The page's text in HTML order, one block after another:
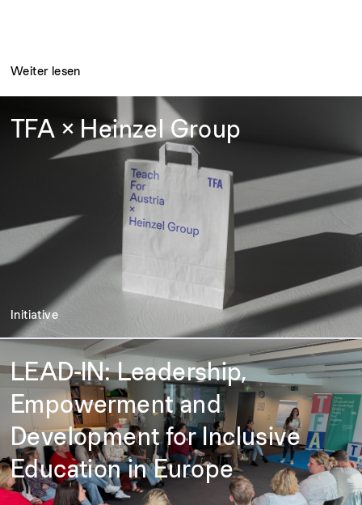
Weiter lesen
TFA × Heinzel Group
Initiative
LEAD-IN: Leadership,
Empowerment and
Development for Inclusive
Education in Europe